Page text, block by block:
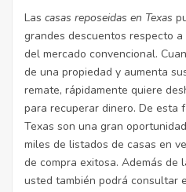
Las casas reposeidas en Texas
grandes descuentos respecto
del mercado convencional.
de una propiedad y aumenta
remate, rápidamente quiere
para recuperar dinero. De esta
Texas son una gran
miles de listados de casas en
de compra exitosa. Además de
usted también podrá consultar